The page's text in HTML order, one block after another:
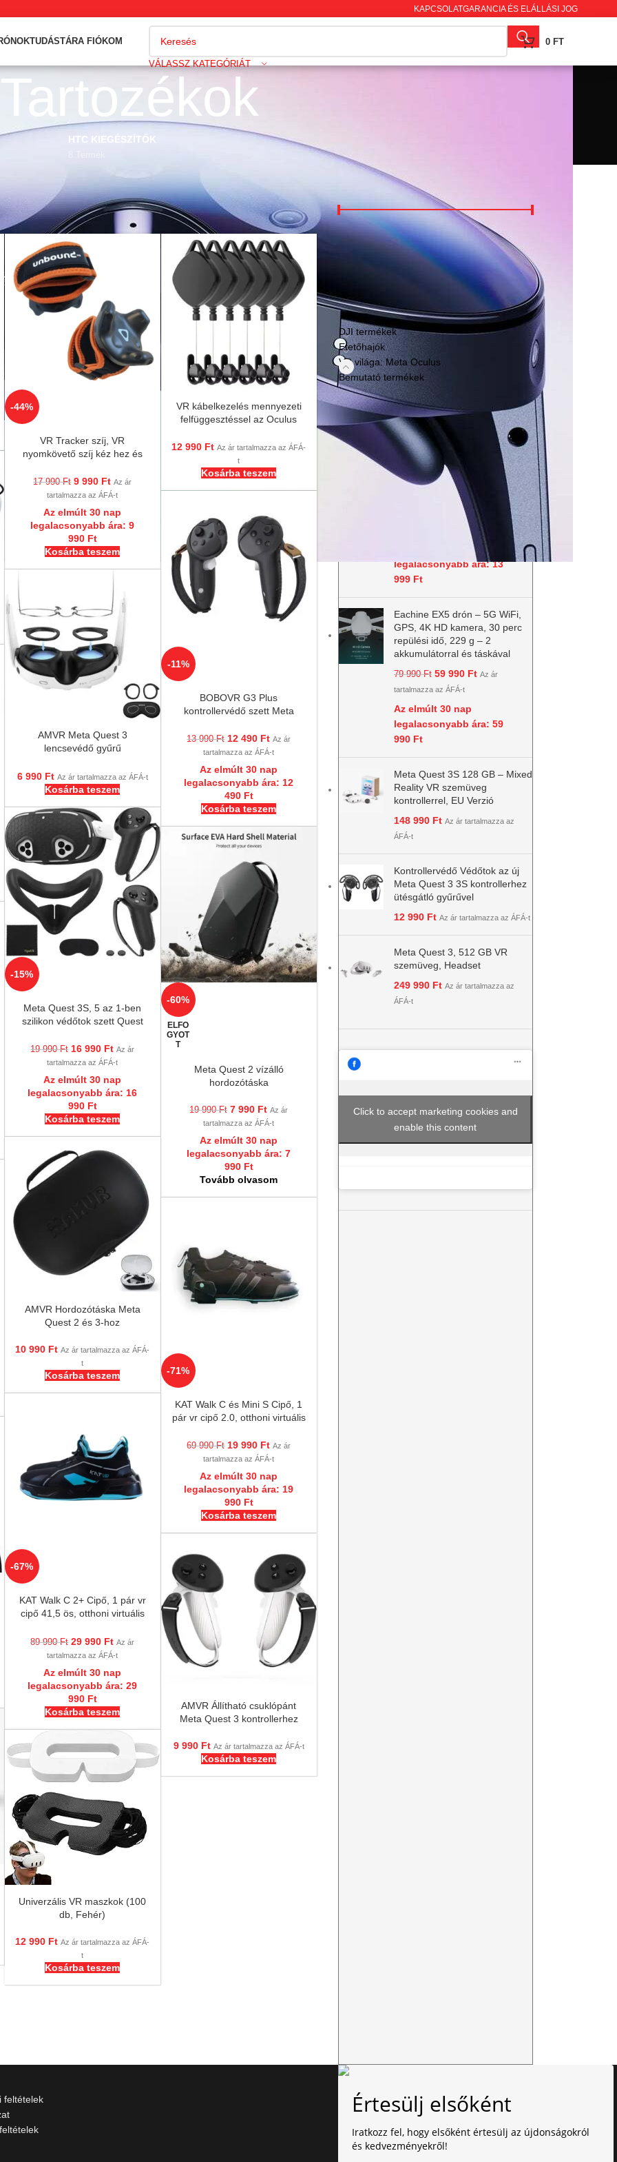
KAPCSOLATGARANCIA ÉS ELÁLLÁSI JOG
TUDÁSTÁRA FIÓKOM
VÁLASSZ KATEGÓRIÁT
0 FT
Tartozékok
HTC KIEGÉSZÍTŐK
-44%
VR Tracker szíj, VR
nyomkövető szíj kéz hez és
(1.0, 2.0 és 3.0)
17 990Ft 9 990 Ft Az ár
tartalmazza az ÁFÁ-t
Az elmúlt 30 nap
legalacsonyabb ára:9
990 Ft
Kosárba teszem
VR kábelkezelés mennyezeti
felfüggesztéssel az Oculus
hoz
12 990 Ft Az ár tartalmazza az ÁFÁ-
t
Kosárba teszem
-11%
BOBOVR G3 Plus
kontrollervédő szett Meta
13 990Ft 12 490 Ft Az ár
tartalmazza az ÁFÁ-t
Az elmúlt 30 nap
legalacsonyabb ára:12
490 Ft
Kosárba teszem
AMVR Meta Quest 3
lencsevédő gyűrű
6 990 Ft Az ár tartalmazza az ÁFÁ-t
Kosárba teszem
-15%
Meta Quest 3S, 5 az 1-ben
szilikon védőtok szett Quest
lencsevédő, joystick
19 990Ft 16 990 Ft Az ár
tartalmazza az ÁFÁ-t
Az elmúlt 30 nap
legalacsonyabb ára:16
990 Ft
Kosárba teszem
-60%
ELFO
GYOT
T
Meta Quest 2 vízálló
hordozótáska
19 990Ft 7 990 Ft Az ár
tartalmazza az ÁFÁ-t
Az elmúlt 30 nap
legalacsonyabb ára:7
990 Ft
Tovább olvasom
AMVR Hordozótáska Meta
Quest 2 és 3-hoz
10 990 Ft Az ár tartalmazza az ÁFÁ-
t
Kosárba teszem -71%
KAT Walk C és Mini S Cipő, 1
pár vr cipő 2.0, otthoni virtuális
69 990Ft 19 990 Ft Az ár
tartalmazza az ÁFÁ-t
Az elmúlt 30 nap
legalacsonyabb ára:19
990 Ft
Kosárba teszem
-67%
KAT Walk C 2+ Cipő, 1 pár vr
cipő 41,5 ös, otthoni virtuális
89 990Ft 29 990 Ft Az ár
tartalmazza az ÁFÁ-t
Az elmúlt 30 nap
legalacsonyabb ára:29
990 Ft
Kosárba teszem
AMVR Állítható csuklópánt
Meta Quest 3 kontrollerhez
9 990 Ft Az ár tartalmazza az ÁFÁ-t
Kosárba teszem
Univerzális VR maszkok (100
db, Fehér)
12 990 Ft Az ár tartalmazza az ÁFÁ-
t
Kosárba teszem
ÁR SZERINTI SZŰRÉS
SZŰRÉS
6 990 Ft—2 649 000 Ft
TERMÉKKATEGÓRIÁK
DJI termékek
Etetőhajók
VR világa: Meta Oculus
Bemutató termékek
KIEMELT TERMÉKEINK
Fehér 5m külső áramforrásos
Quest Link kábel, 10 Gbps
Meta Oculus Quest 3s, Quest
3, 2, 1, Pro, Pico 4 Ultra,
13 999 Ft Az ár
legalacsonyabb ára:13
999 Ft
Eachine EX5 drón – 5G WiFi,
GPS, 4K HD kamera, 30 perc
repülési idő, 229 g – 2
akkumulátorral és táskával
79 990Ft 59 990 Ft Az ár
tartalmazza az ÁFÁ-t
Az elmúlt 30 nap
legalacsonyabb ára: 59
990 Ft
Meta Quest 3S 128 GB – Mixed
Reality VR szemüveg
kontrollerrel, EU Verzió
148 990 Ft Az ár tartalmazza az
ÁFÁ-t
Kontrollervédő Védőtok az új
Meta Quest 3 3S kontrollerhez
ütésgátló gyűrűvel
12 990 Ft Az ár tartalmazza az ÁFÁ-t
Meta Quest 3, 512 GB VR
szemüveg, Headset
249 990 Ft Az ár tartalmazza az
ÁFÁ-t
Click to accept marketing cookies and
enable this content
feltételek
Értesülj elsőként
Iratkozz fel, hogy elsőként értesülj az újdonságokról
és kedvezményekről!